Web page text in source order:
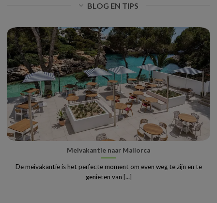
BLOG EN TIPS
Meivakantie naar Mallorca
De meivakantie is het perfecte moment om even weg te zijn en te
genieten van [...]